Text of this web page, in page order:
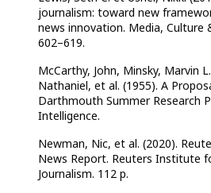
journalism: toward new
news innovation. Media, Culture
602–619.
McCarthy, John, Minsky, Marvin
Nathaniel, et al. (1955). A
Darthmouth Summer Research
Intelligence.
Newman, Nic, et al. (2020).
News Report. Reuters Institute
Journalism. 112 p.